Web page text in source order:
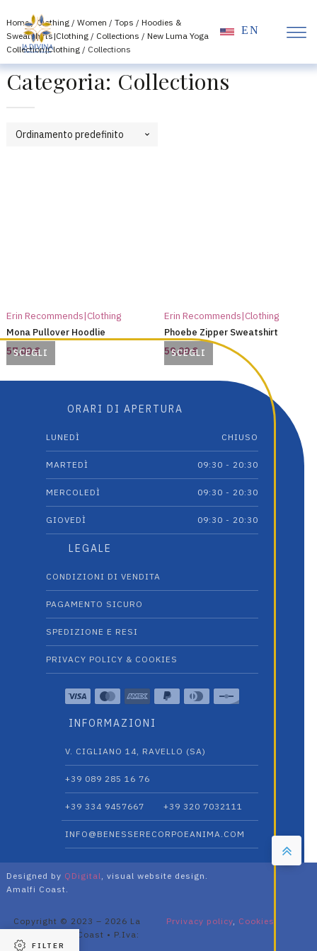
EN
Home/Clothing/ Women / Tops / Hoodies &
Sweatshirts|Clothing/ Collections / New Luma Yoga
Collection|Clothing/ Collections
Categoria: Collections
FILTER
SCEGLI
possono
prodotto
Erin Recommends|Clothing
Mona Pullover Hoodlie
57,00€ SCEGLI
ha
Le
opzioni
possono
Erin Recommends|Clothing
Phoebe Zipper Sweatshirt
59,00€
ORARI DI APERTURA
LUNEDÌ CHIUSO
MARTEDÌ 09:30 - 20:30
MERCOLEDÌ 09:30 - 20:30
GIOVEDÌ 09:30 - 20:30
LEGALE
CONDIZIONI DI VENDITA
PAGAMENTO SICURO
SPEDIZIONE E RESI
PRIVACY POLICY & COOKIES
INFORMAZIONI
V. CIGLIANO 14, RAVELLO (SA)
+39 089 285 16 76
+39 334 9457667‬ +39 320 7032111
INFO@BENESSERECORPOEANIMA.COM
Designed by QDigital, visual website design.
Amalfi Coast.
Copyright © 2023 – 2026 La
Divina Amalfi Coast • P.Iva:
05685970658
Prvivacy policy, Cookies